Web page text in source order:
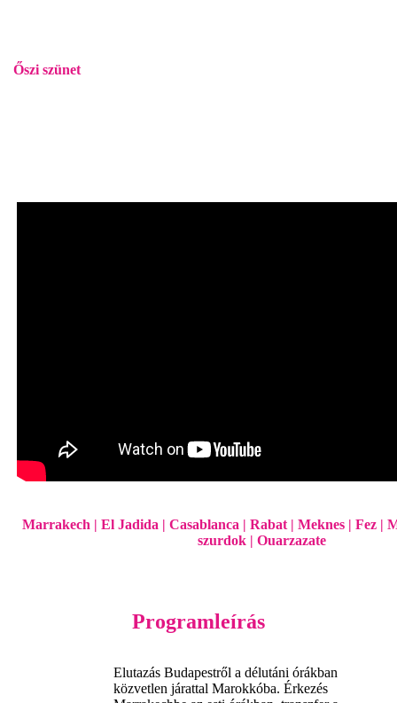
Őszi szünet
Marrakech | El Jadida | Casablanca | Rabat | Meknes | Fez |
szurdok | Ouarzazate
Programleírás
Elutazás Budapestről a délutáni órákban
közvetlen járattal Marokkóba. Érkezés